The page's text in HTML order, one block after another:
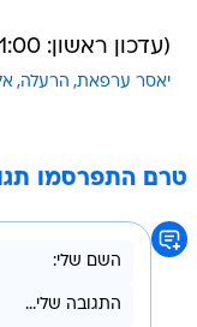
(עדכון ראשון: 21:00)
יאסר ערפאת הרעלה
טרם התפרסמו